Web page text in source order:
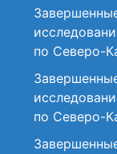
по Северо-
по Северо-